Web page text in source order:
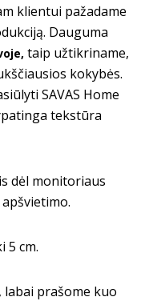
klientui pažadame
Dauguma
taip užtikriname,
kokybės.
SAVAS Home
tekstūra
dėl monitoriaus
5 cm.
labai prašome kuo